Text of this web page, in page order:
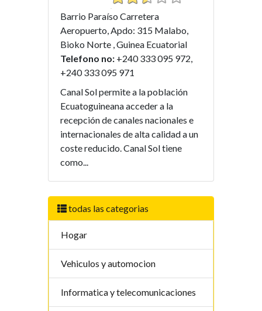
todas las categorias
Hogar
Vehiculos y automocion
Informatica y telecomunicaciones
Barrio Paraíso Carretera
Aeropuerto, Apdo: 315 Malabo,
Bioko Norte , Guinea Ecuatorial
Telefono no: +240 333 095 972,
+240 333 095 971
Canal Sol permite a la población
Ecuatoguineana acceder a la
recepción de canales nacionales e
internacionales de alta calidad a un
coste reducido. Canal Sol tiene
como...